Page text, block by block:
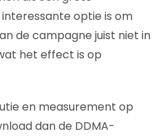
optie is om
de campagne juist niet in
het effect is op
en measurement op
dan de DDMA-